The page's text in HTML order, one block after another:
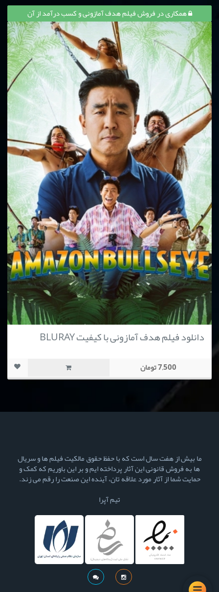
همکاری در فروش فیلم هدف آمازونی و کسب درآمد از آن
دانلود فیلم هدف آمازونی با کیفیت BLURAY
7,500 تومان
ما بیش از هفت سال است که با حفظ حقوق مالکیت فیلم ها و سریال
ها به فروش قانونی این آثار پرداخته ایم و بر این باوریم که کمک و
حمایت شما از آثار مورد علاقه تان، آینده این صنعت را رقم می زند.
تیم آپرا